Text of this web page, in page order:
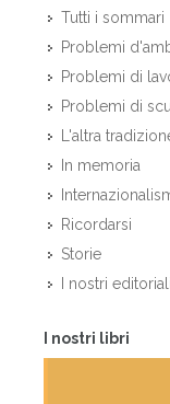
Tutti i sommari
Problemi
Problemi di
Problemi di
L'altra
In memoria
Ricordarsi
Storie
I nostri editoriali
I nostri libri